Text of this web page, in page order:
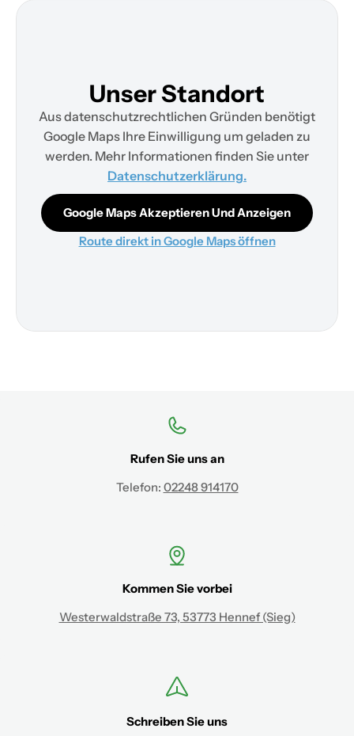
Unser Standort
Aus datenschutzrechtlichen Gründen benötigt
Google Maps Ihre Einwilligung um geladen zu
werden. Mehr Informationen finden Sie unter
Datenschutzerklärung.
Google Maps Akzeptieren Und Anzeigen
Route direkt in Google Maps öffnen
Rufen Sie uns an
Telefon: 02248 914170
Kommen Sie vorbei
Westerwaldstraße 73, 53773 Hennef (Sieg)
Schreiben Sie uns